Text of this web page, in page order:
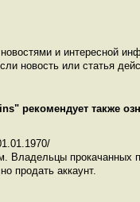
и интересной
новость или статья
" рекомендует также
Владельцы прокачанных
продать аккаунт.